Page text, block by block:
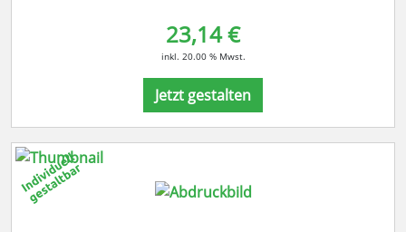
23,14 €
inkl. 20.00 % Mwst.
Jetzt gestalten